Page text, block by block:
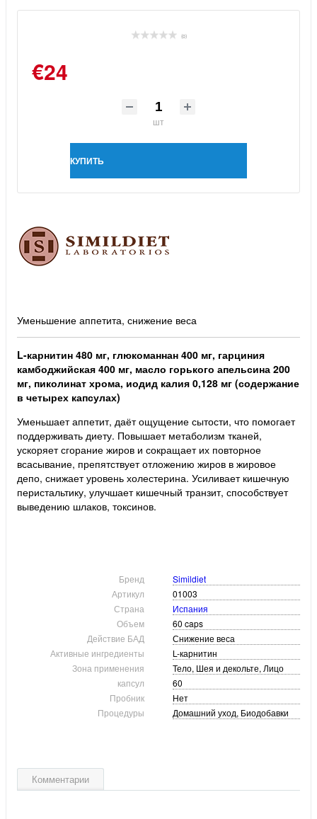
(0)
€24
шт
КУПИТЬ
Уменьшение аппетита, снижение веса
L-карнитин 480 мг, глюкоманнан 400 мг, гарциния
камбоджийская 400 мг, масло горького апельсина 200
мг, пиколинат хрома, иодид калия 0,128 мг (содержание
в четырех капсулах)
Уменьшает аппетит, даёт ощущение сытости, что помогает
поддерживать диету. Повышает метаболизм тканей,
ускоряет сгорание жиров и сокращает их повторное
всасывание, препятствует отложению жиров в жировое
депо, снижает уровень холестерина. Усиливает кишечную
перистальтику, улучшает кишечный транзит, способствует
выведению шлаков, токсинов.
Бренд
Simildiet
Артикул
01003
Страна
Испания
Объем
60 caps
Действие БАД
Снижение веса
Активные ингредиенты
L-карнитин
Зона применения
Тело, Шея и декольте, Лицо
капсул
60
Пробник
Нет
Процедуры
Домашний уход, Биодобавки
Комментарии